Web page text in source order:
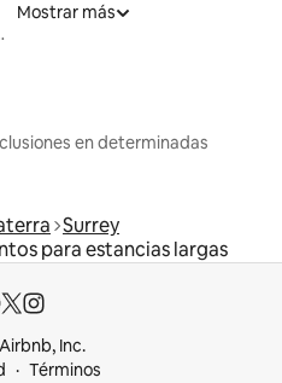
largas
Mostrar más
en determinadas
Surrey
para estancias largas
Inc.
Términos